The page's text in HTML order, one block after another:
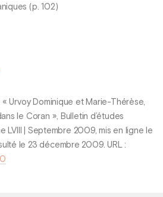
(p. 102)
Urvoy Dominique et Marie-Thérèse,
le Coran », Bulletin d’études
LVIII | Septembre 2009, mis en ligne le
le 23 décembre 2009. URL :